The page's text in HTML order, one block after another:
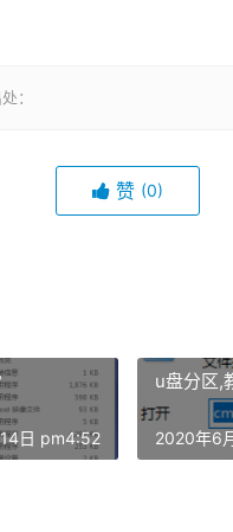
：
赞 (0)
日 pm4:52
u盘分区,
2020年6